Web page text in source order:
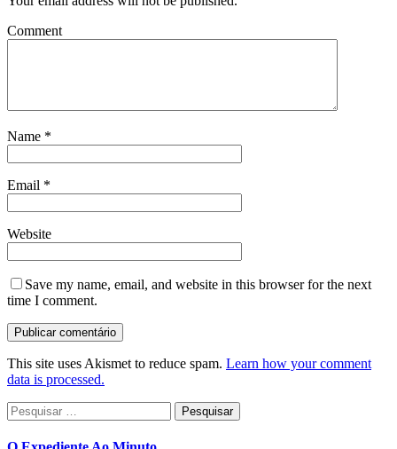
Comment
Name *
Email *
Website
Save my name, email, and website in this browser for the next
time I comment.
This site uses Akismet to reduce spam. Learn how your comment
data is processed.
Pesquisar
por: